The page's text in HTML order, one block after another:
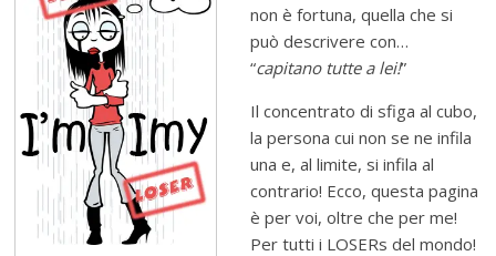
non è fortuna, quella che si
può descrivere con…
“capitano tutte a lei!”
Il concentrato di sfiga al cubo,
la persona cui non se ne infila
una e, al limite, si infila al
contrario! Ecco, questa pagina
è per voi, oltre che per me!
Per tutti i LOSERs del mondo!